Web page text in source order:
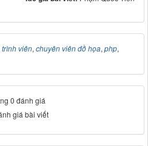
trình viên,chuyên viên đồ họa,php,
0 đánh giá
giá bài viết